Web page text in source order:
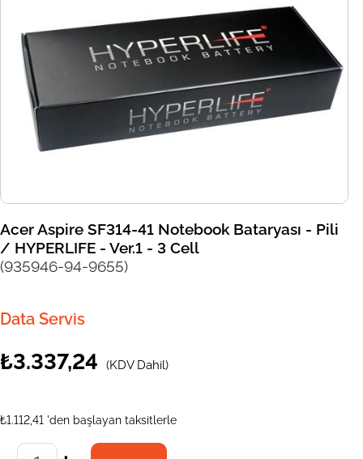
Acer Aspire SF314-41 Notebook Bataryası - Pili
/ HYPERLIFE - Ver.1 - 3 Cell
(935946-94-9655)
Data Servis
₺3.337,24 (KDV Dahil)
₺1.112,41 'den başlayan taksitlerle